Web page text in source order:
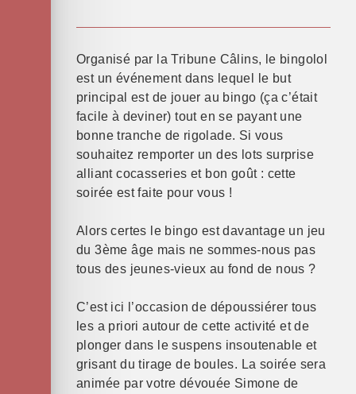
Organisé par la Tribune Câlins, le bingolol
est un événement dans lequel le but
principal est de jouer au bingo (ça c’était
facile à deviner) tout en se payant une
bonne tranche de rigolade. Si vous
souhaitez remporter un des lots surprise
alliant cocasseries et bon goût : cette
soirée est faite pour vous !
Alors certes le bingo est davantage un jeu
du 3ème âge mais ne sommes-nous pas
tous des jeunes-vieux au fond de nous ?
C’est ici l’occasion de dépoussiérer tous
les a priori autour de cette activité et de
plonger dans le suspens insoutenable et
grisant du tirage de boules. La soirée sera
animée par votre dévouée Simone de